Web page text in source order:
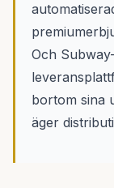
Och
bortom sina
äger